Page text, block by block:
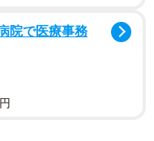
院で医療事務